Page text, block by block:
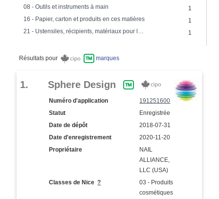
08 - Outils et instruments à main
1
16 - Papier, carton et produits en ces matières
1
21 - Ustensiles, récipients, matériaux pour le ménage; verre; porcelaine; faience
1
Résultats pour marques
1. Sphere Design
Numéro d'application
191251600
Statut
Enregistrée
Date de dépôt
2018-07-31
Date d'enregistrement
2020-11-20
Propriétaire
NAIL
ALLIANCE,
LLC (USA)
Classes de Nice?
03 - Produits
cosmétiques